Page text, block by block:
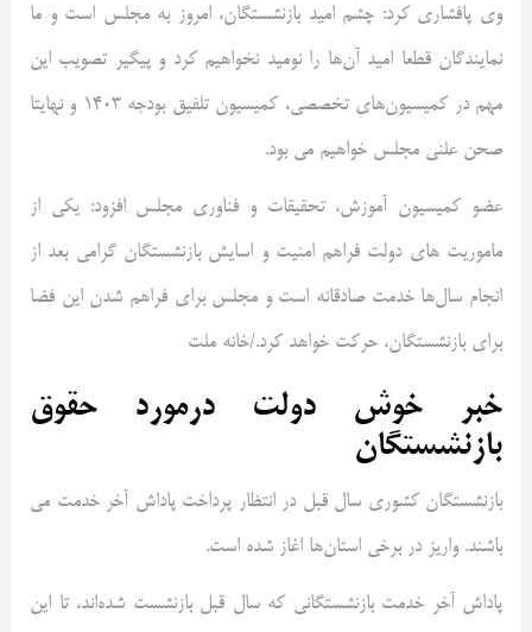
وی پافشاری کرد: چشم امید بازنشستگان، امروز به مجلس است و ما
نمایندگان قطعا امید آن‌ها را نومید نخواهیم کرد و پیگیر تصویب این
مهم در کمیسیون‌های تخصصی، کمیسیون تلفیق بودجه 1403 و نهایتا
صحن علنی مجلس خواهیم می بود.
عضو کمیسیون آموزش، تحقیقات و فناوری مجلس افزود: یکی از
ماموریت های دولت فراهم امنیت و اسایش بازنشستگان گرامی بعد از
انجام سال‌ها خدمت صادقانه است و مجلس برای فراهم شدن این فضا
برای بازنشستگان، حرکت خواهد کرد./خانه ملت
خبر خوش دولت درمورد حقوق
بازنشستگان
بازنشستگان کشوری سال قبل در انتظار پرداخت پاداش آخر خدمت می
باشند. واریز در برخی استان‌ها اغاز شده است.
پاداش آخر خدمت بازنشستگانی که سال قبل بازنشست شده‌اند، تا این